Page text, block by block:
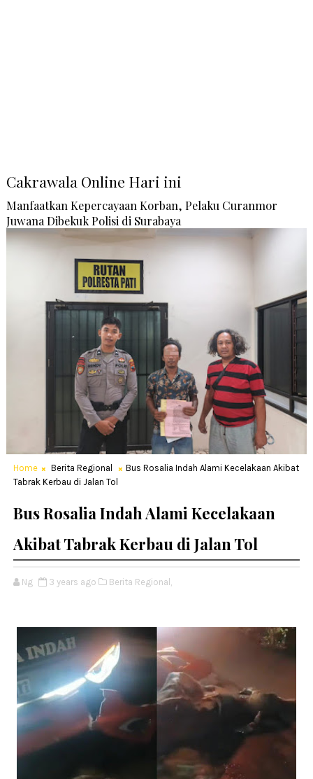
Cakrawala Online Hari ini
Manfaatkan Kepercayaan Korban, Pelaku Curanmor
Juwana Dibekuk Polisi di Surabaya
Home Berita Regional
Bus Rosalia Indah Alami Kecelakaan Akibat
Tabrak Kerbau di Jalan Tol
Bus Rosalia Indah Alami Kecelakaan
Akibat Tabrak Kerbau di Jalan Tol
Ng 3 years ago Berita Regional,